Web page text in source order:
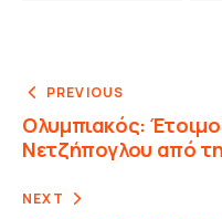
PREVIOUS
Ολυμπιακός:
Νετζήπογλου από
NEXT